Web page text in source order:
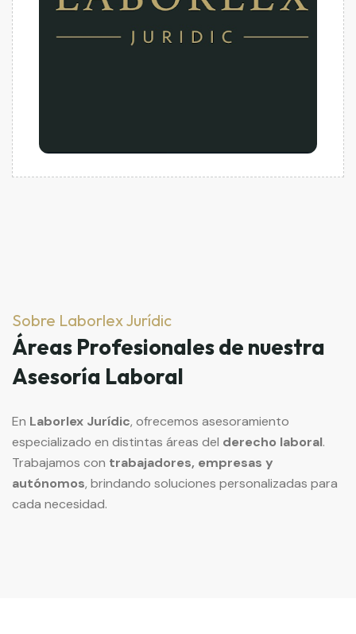
Sobre Laborlex Jurídic
Áreas Profesionales de nuestra
Asesoría Laboral
En Laborlex Jurídic, ofrecemos asesoramiento
especializado en distintas áreas del derecho laboral.
Trabajamos con trabajadores, empresas y
autónomos, brindando soluciones personalizadas para
cada necesidad.